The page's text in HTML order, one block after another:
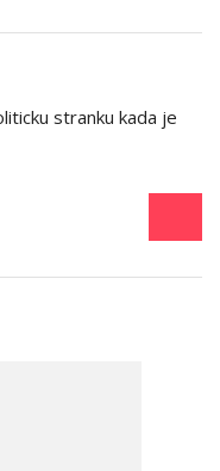
stranku kada je